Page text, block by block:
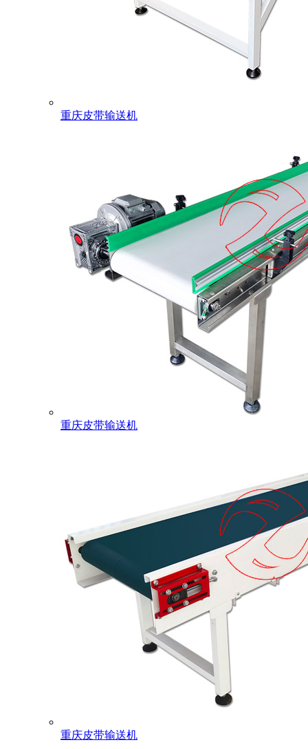
重庆皮带输送机
重庆皮带输送机
重庆皮带输送机